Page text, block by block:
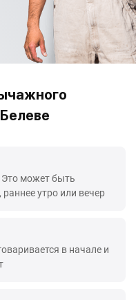
Это может быть
утро или вечер
в начале и